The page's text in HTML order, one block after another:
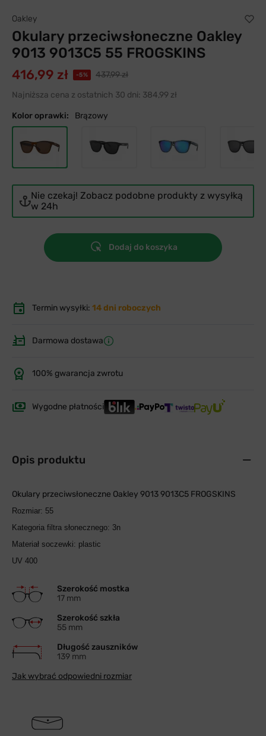
Oakley
Okulary przeciwsłoneczne Oakley
9013 9013C5 55 FROGSKINS
416,99 zł -5%
437,99 zł
Najniższa cena z ostatnich 30 dni: 384,99 zł
Kolor oprawki: Brązowy
Nie czekaj! Zobacz podobne produkty z wysyłką
w 24h
Dodaj do koszyka
Termin wysyłki: 14 dni roboczych
Darmowa dostawa
100% gwarancja zwrotu
Wygodne płatności
Opis produktu
Okulary przeciwsłoneczne Oakley 9013 9013C5 FROGSKINS
Rozmiar: 55
Kategoria filtra słonecznego: 3n
Materiał soczewki: plastic
UV 400
Szerokość mostka
17 mm
Szerokość szkła
55 mm
Długość zauszników
139 mm
Jak wybrać odpowiedni rozmiar